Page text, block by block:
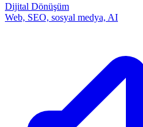
Dijital Dönüşüm
Web, SEO, sosyal medya, AI